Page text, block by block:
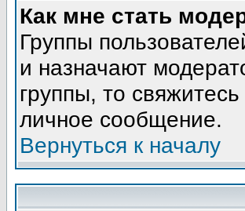
Как мне стать
Группы
и назначают
группы, то
личное сообщение.
Вернуться к началу